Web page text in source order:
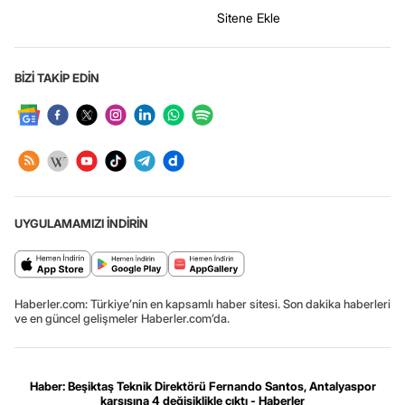
Sitene Ekle
BİZİ TAKİP EDİN
UYGULAMAMIZI İNDİRİN
Haberler.com: Türkiye’nin en kapsamlı haber sitesi. Son dakika haberleri
ve en güncel gelişmeler Haberler.com’da.
Haber: Beşiktaş Teknik Direktörü Fernando Santos, Antalyaspor
karşısına 4 değişiklikle çıktı - Haberler